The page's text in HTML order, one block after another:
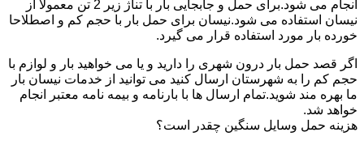
انجام می شود.برای حمل و جابجایی بار با تناژ زیر 2 تن معمولا از
نیسان استفاده می شود.نیسان برای حمل بار با حجم کم و اصطلاحا
خورده بار مورد استفاده قرار می گیرد.
اگر قصد حمل بار درون شهری را دارید و یا می خواهید بار و لوازم با
حجم کم را به شهرستان ارسال کنید می توانید از خدمات نیسان بار
ما بهره مند شوید.تمام ارسال ها با بارنامه و بیمه نامه معتبر انجام
خواهد شد.
هزینه حمل وسایل سنگین چقدر است؟